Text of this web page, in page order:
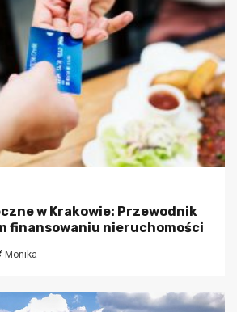
w Krakowie: Przewodnik
finansowaniu nieruchomości
Monika